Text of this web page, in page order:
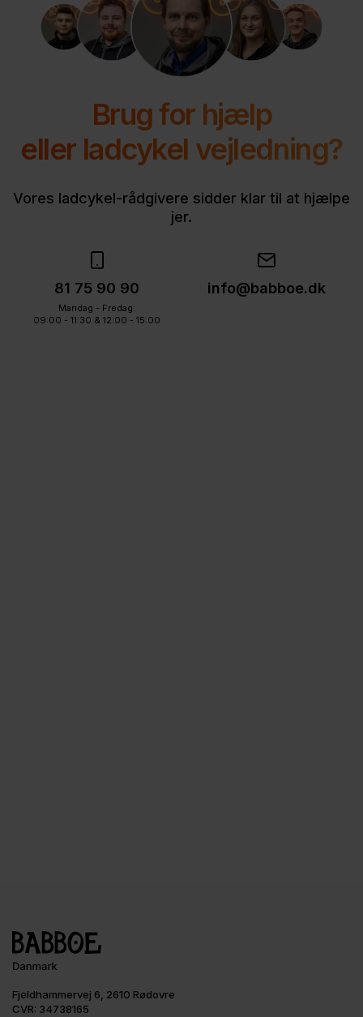
Brug for hjælp
eller ladcykel vejledning?
Vores ladcykel-rådgivere sidder klar til at hjælpe
jer.
81 75 90 90
Mandag - Fredag:
09:00 - 11:30 & 12:00 - 15:00
info@babboe.dk
Fjeldhammervej 6, 2610 Rødovre
CVR: 34738165